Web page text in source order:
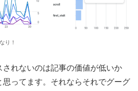
り！
されないのは記事の価値が低いか
思ってます。それならそれでグーグ